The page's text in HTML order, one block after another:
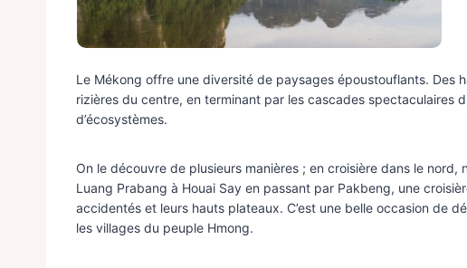
Le Mékong offre une diversité de paysages époustouflants. Des
rizières du centre, en terminant par les cascades spectaculaires
d’écosystèmes.
On le découvre de plusieurs manières ; en croisière dans le
Luang Prabang à Houai Say en passant par Pakbeng, une
accidentés et leurs hauts plateaux. C’est une belle occasion de
les villages du peuple Hmong.